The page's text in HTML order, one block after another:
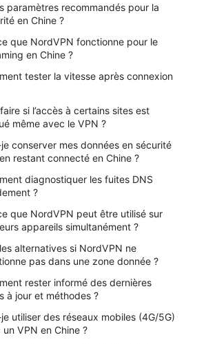
paramètres recommandés pour la
en Chine ?
que NordVPN fonctionne pour le
en Chine ?
tester la vitesse après connexion
si l’accès à certains sites est
même avec le VPN ?
conserver mes données en sécurité
restant connecté en Chine ?
diagnostiquer les fuites DNS
?
que NordVPN peut être utilisé sur
appareils simultanément ?
alternatives si NordVPN ne
pas dans une zone donnée ?
rester informé des dernières
à jour et méthodes ?
utiliser des réseaux mobiles (4G/5G)
un VPN en Chine ?